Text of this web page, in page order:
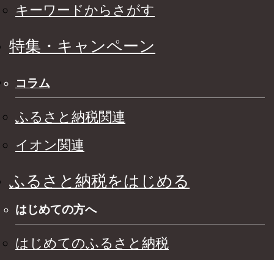
キーワードからさがす
特集・キャンペーン
コラム
ふるさと納税関連
イオン関連
ふるさと納税をはじめる
はじめての方へ
はじめてのふるさと納税